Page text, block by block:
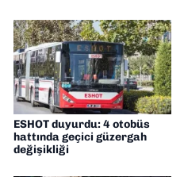
ESHOT duyurdu: 4 otobüs
hattında geçici güzergah
değişikliği